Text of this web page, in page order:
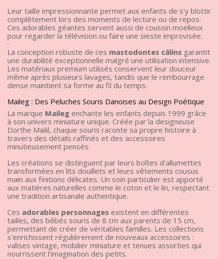
Leur taille impressionnante permet aux enfants de s'y blottir
complètement lors des moments de lecture ou de repos.
Ces adorables géantes servent aussi de coussin moelleux
pour regarder la télévision ou faire une sieste improvisée.
La conception robuste de ces mastodontes câlins garantit
une durabilité exceptionnelle malgré une utilisation intensive.
Les matériaux premium utilisés conservent leur douceur
même après plusieurs lavages, tandis que le rembourrage
dense maintient sa forme au fil du temps.
Maileg : Des Peluches Souris Danoises au Design Poétique
La marque Maileg enchante les enfants depuis 1999 grâce
à son univers miniature unique. Créée par la designeuse
Dorthe Mailil, chaque souris raconte sa propre histoire à
travers des détails raffinés et des accessoires
minutieusement pensés.
Les créations se distinguent par leurs boîtes d'allumettes
transformées en lits douillets et leurs vêtements cousus
main aux finitions délicates. Un soin particulier est apporté
aux matières naturelles comme le coton et le lin, respectant
une tradition artisanale authentique.
Ces adorables personnages existent en différentes
tailles, des bébés souris de 8 cm aux parents de 15 cm,
permettant de créer de véritables familles. Les collections
s'enrichissent régulièrement de nouveaux accessoires :
valises vintage, mobilier miniature et tenues assorties qui
nourrissent l'imagination des petits.